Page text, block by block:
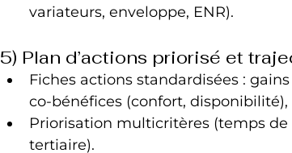
variateurs, enveloppe, ENR).
5) Plan d’actions priorisé et
Fiches actions standardisées :
co‑bénéfices (confort, disponibilité),
Priorisation multicritères (temps
tertiaire).